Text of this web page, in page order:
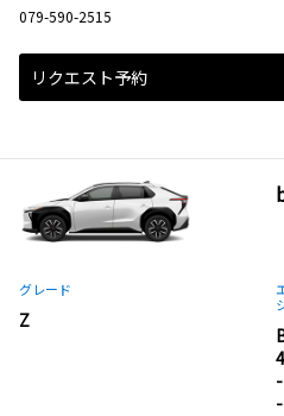
079-590-2515
リクエスト予約
グレード
Z
-
-